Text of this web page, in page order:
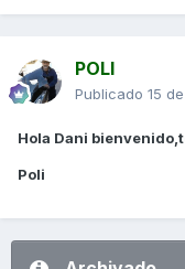
POLI
Publicado 15
Hola Dani
Poli